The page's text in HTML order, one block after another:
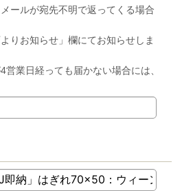
ールが宛先不明で返ってくる場合
りお知らせ」欄にてお知らせしま
業日経っても届かない場合には、